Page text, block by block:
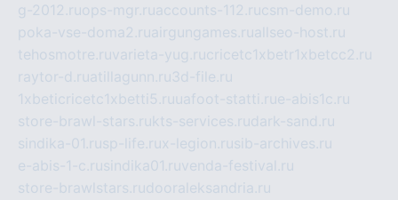
g-2012.ruops-mgr.ruaccounts-112.rucsm-demo.ru
poka-vse-doma2.ruairgungames.ruallseo-host.ru
tehosmotre.ruvarieta-yug.rucricetc1xbetr1xbetcc2.ru
raytor-d.ruatillagunn.ru3d-file.ru
1xbeticricetc1xbetti5.ruuafoot-statti.rue-abis1c.ru
store-brawl-stars.rukts-services.rudark-sand.ru
sindika-01.rusp-life.rux-legion.rusib-archives.ru
e-abis-1-c.rusindika01.ruvenda-festival.ru
store-brawlstars.rudooraleksandria.ru